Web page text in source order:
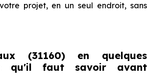
projet, en un seul endroit, sans
(31160) en quelques
qu'il faut savoir avant